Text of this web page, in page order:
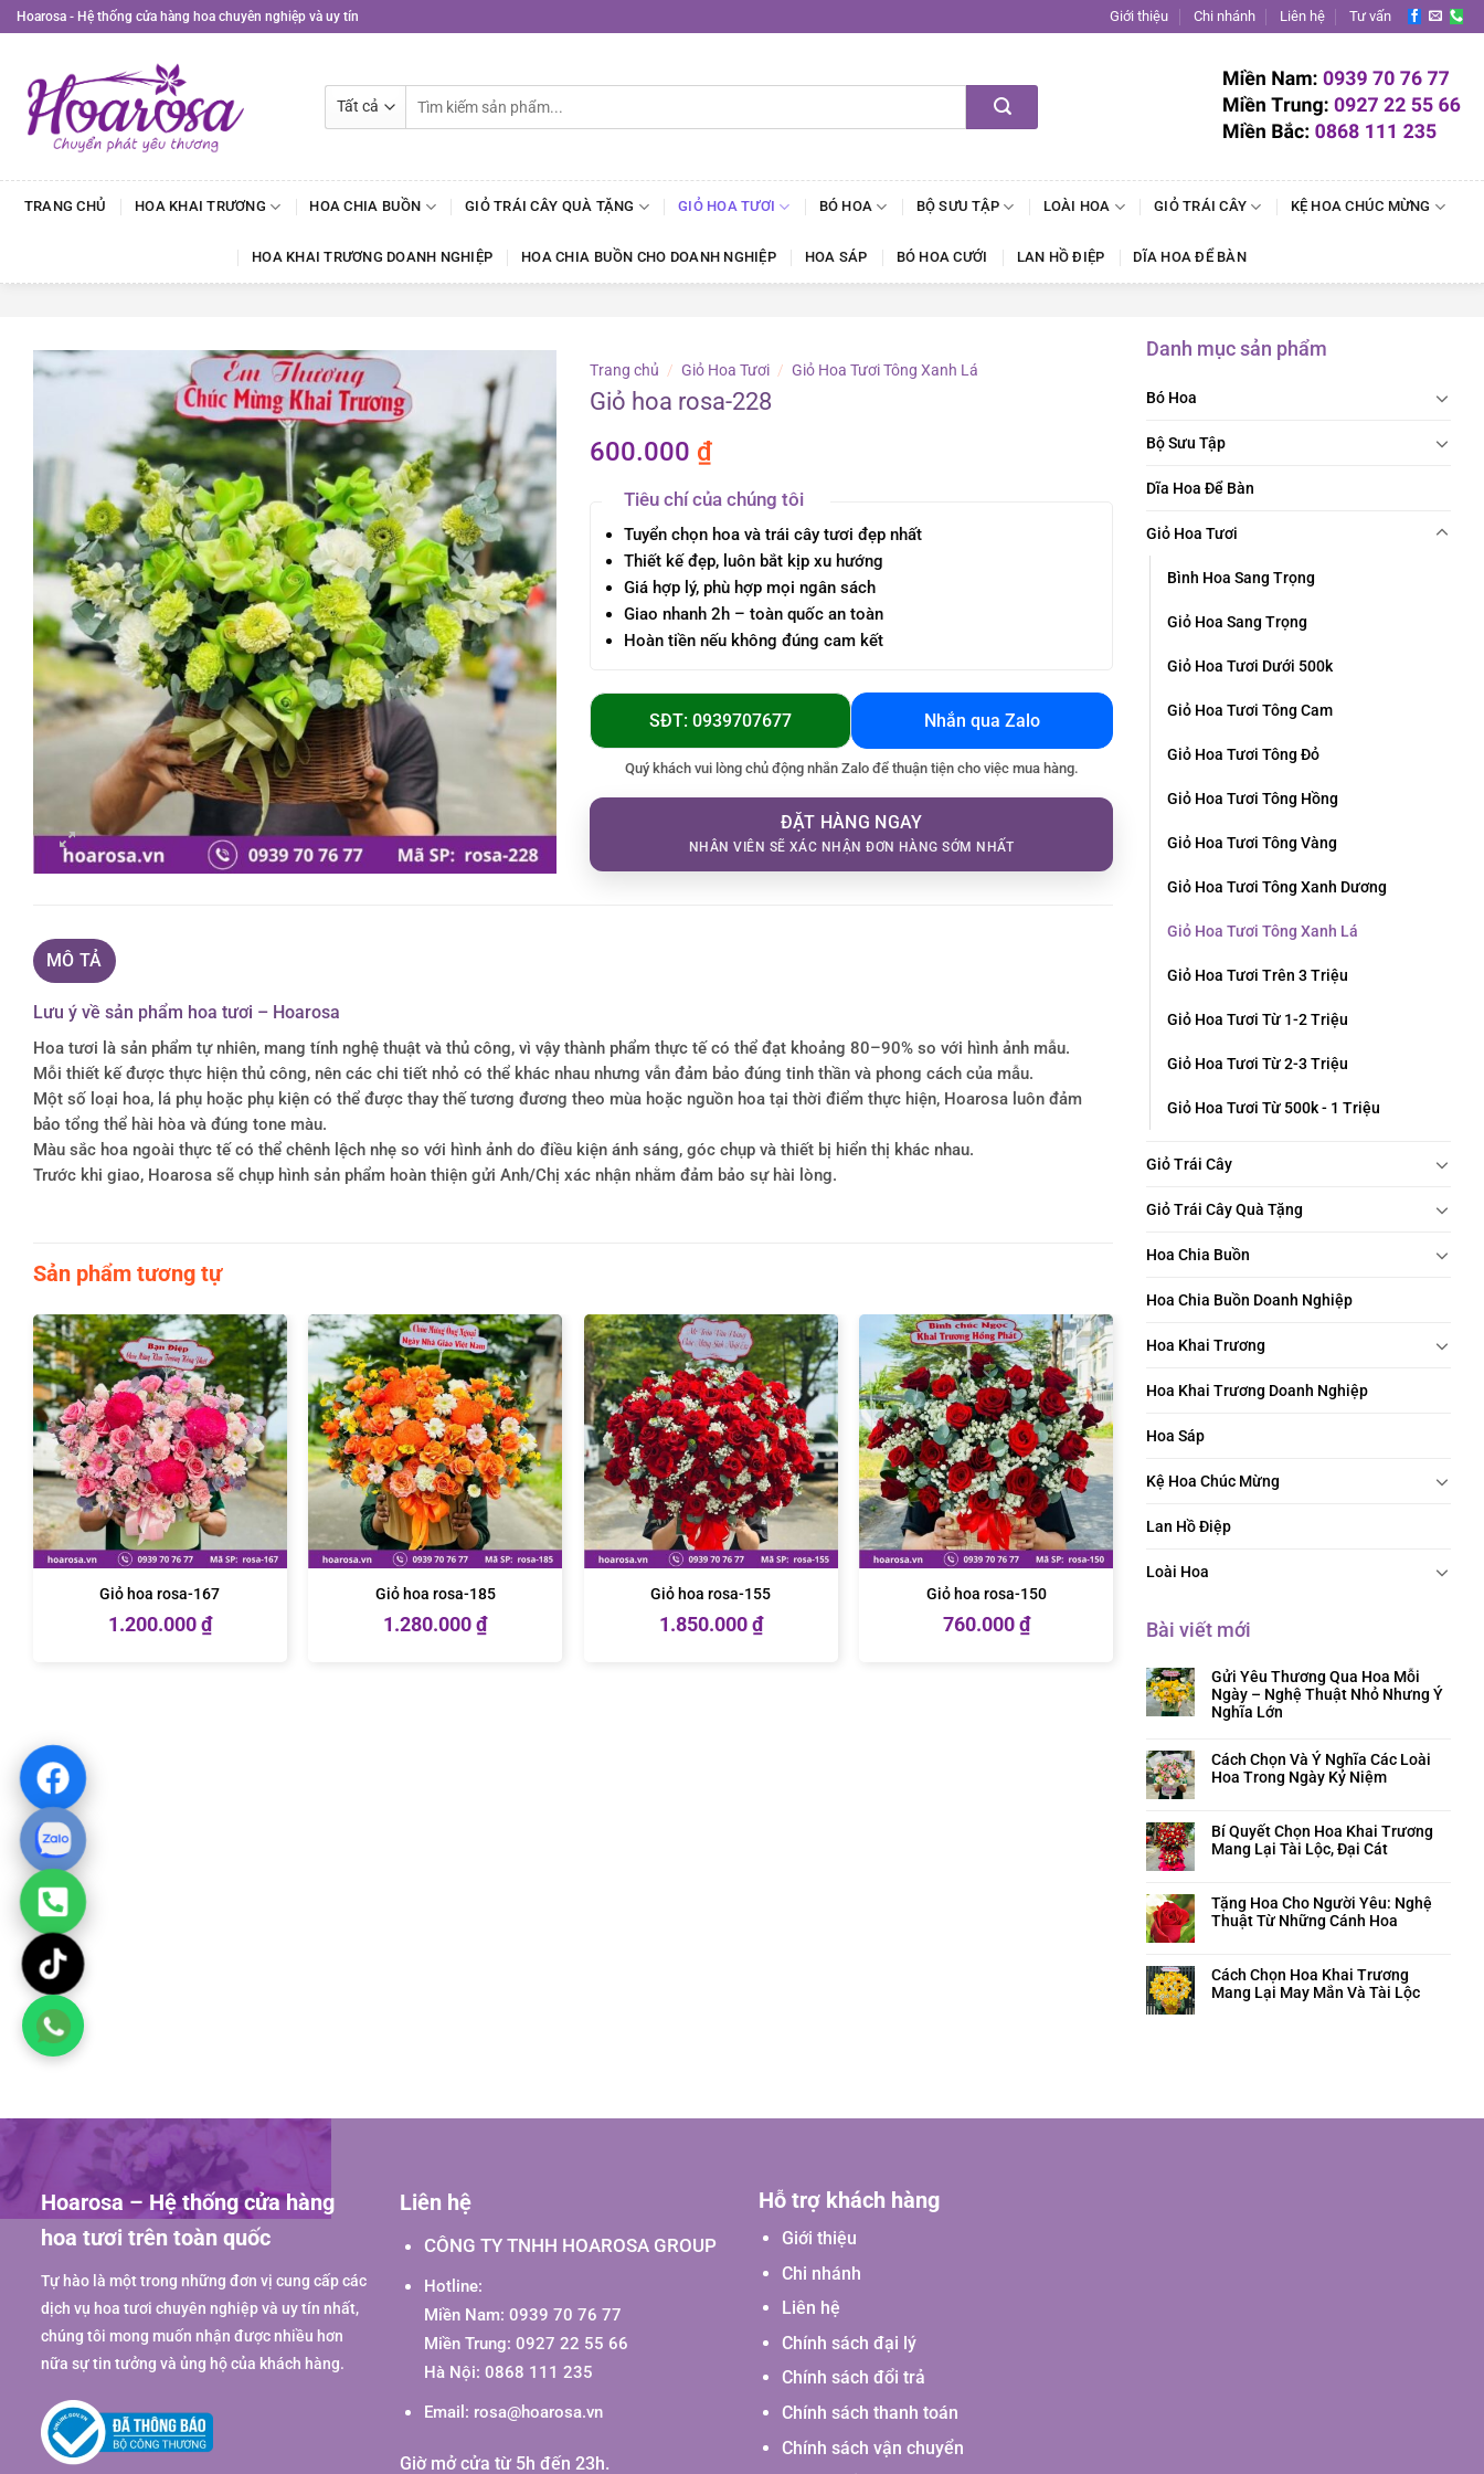
Bỏ
qua
dung
Hoarosa - Hệ thống cửa hàng hoa chuyên nghiệp và uy tín Giới thiệu Chi nhánh Liên hệ Tư vấn
kiếm:
TRANG CHỦ HOA KHAI TRƯƠNG HOA CHIA BUỒN GIỎ TRÁI CÂY QUÀ TẶNG GIỎ HOA TƯƠI BÓ HOA BỘ SƯU TẬP LOÀI HOA GIỎ TRÁI CÂY KỆ HOA CHÚC MỪNG
HOA KHAI TRƯƠNG DOANH NGHIỆP HOA CHIA BUỒN CHO DOANH NGHIỆP HOA SÁP BÓ HOA CƯỚI LAN HỒ ĐIỆP DĨA HOA ĐỂ BÀN
Danh mục sản phẩm
Bó Hoa
Bộ Sưu Tập
Dĩa Hoa Để Bàn
Giỏ Hoa Tươi
Bình Hoa Sang Trọng
Giỏ Hoa Sang Trọng
Giỏ Hoa Tươi Dưới 500k
Giỏ Hoa Tươi Tông Cam
Giỏ Hoa Tươi Tông Đỏ
Giỏ Hoa Tươi Tông Hồng
Giỏ Hoa Tươi Tông Vàng
Giỏ Hoa Tươi Tông Xanh Dương
Giỏ Hoa Tươi Tông Xanh Lá
Giỏ Hoa Tươi Trên 3 Triệu
Giỏ Hoa Tươi Từ 1-2 Triệu
Giỏ Hoa Tươi Từ 2-3 Triệu
Giỏ Hoa Tươi Từ 500k - 1 Triệu
Giỏ Trái Cây
Giỏ Trái Cây Quà Tặng
Hoa Chia Buồn
Hoa Chia Buồn Doanh Nghiệp
Hoa Khai Trương
Hoa Khai Trương Doanh Nghiệp
Hoa Sáp
Kệ Hoa Chúc Mừng
Lan Hồ Điệp
Loài Hoa
Bài viết mới
Gửi Yêu Thương Qua Hoa Mỗi
Ngày – Nghệ Thuật Nhỏ Nhưng Ý
Nghĩa Lớn
Cách Chọn Và Ý Nghĩa Các Loài
Hoa Trong Ngày Kỷ Niệm
Bí Quyết Chọn Hoa Khai Trương
Mang Lại Tài Lộc, Đại Cát
Tặng Hoa Cho Người Yêu: Nghệ
Thuật Từ Những Cánh Hoa
Cách Chọn Hoa Khai Trương
Mang Lại May Mắn Và Tài Lộc
Trang chủ / Giỏ Hoa Tươi / Giỏ Hoa Tươi Tông Xanh Lá
Giỏ hoa rosa-228
600.000 ₫
Tiêu chí của chúng tôi
Tuyển chọn hoa và trái cây tươi đẹp nhất
Thiết kế đẹp, luôn bắt kịp xu hướng
Giá hợp lý, phù hợp mọi ngân sách
Giao nhanh 2h – toàn quốc an toàn
Hoàn tiền nếu không đúng cam kết
SĐT: 0939707677 Nhắn qua Zalo
Quý khách vui lòng chủ động nhắn Zalo để thuận tiện cho việc mua hàng.
ĐẶT HÀNG NGAY
NHÂN VIÊN SẼ XÁC NHẬN ĐƠN HÀNG SỚM NHẤT
MÔ TẢ
Lưu ý về sản phẩm hoa tươi – Hoarosa
Hoa tươi là sản phẩm tự nhiên, mang tính nghệ thuật và thủ công, vì vậy thành phẩm thực tế có thể đạt khoảng 80–90% so với hình ảnh mẫu.
Mỗi thiết kế được thực hiện thủ công, nên các chi tiết nhỏ có thể khác nhau nhưng vẫn đảm bảo đúng tinh thần và phong cách của mẫu.
Một số loại hoa, lá phụ hoặc phụ kiện có thể được thay thế tương đương theo mùa hoặc nguồn hoa tại thời điểm thực hiện, Hoarosa luôn đảm
bảo tổng thể hài hòa và đúng tone màu.
Màu sắc hoa ngoài thực tế có thể chênh lệch nhẹ so với hình ảnh do điều kiện ánh sáng, góc chụp và thiết bị hiển thị khác nhau.
Trước khi giao, Hoarosa sẽ chụp hình sản phẩm hoàn thiện gửi Anh/Chị xác nhận nhằm đảm bảo sự hài lòng.
Sản phẩm tương tự
Giỏ hoa rosa-167
1.200.000₫
Giỏ hoa rosa-185
1.280.000₫
Giỏ hoa rosa-155
1.850.000₫
Giỏ hoa rosa-150
760.000₫
Hoarosa – Hệ thống cửa hàng
hoa tươi trên toàn quốc
Tự hào là một trong những đơn vị cung cấp các
dịch vụ hoa tươi chuyên nghiệp và uy tín nhất,
chúng tôi mong muốn nhận được nhiều hơn
nữa sự tin tưởng và ủng hộ của khách hàng.
Liên hệ
CÔNG TY TNHH HOAROSA GROUP
Hotline:
Miền Nam: 0939 70 76 77
Miền Trung: 0927 22 55 66
Hà Nội: 0868 111 235
Email: rosa@hoarosa.vn
Giờ mở cửa từ 5h đến 23h.
Hỗ trợ khách hàng
Giới thiệu
Chi nhánh
Liên hệ
Chính sách đại lý
Chính sách đổi trả
Chính sách thanh toán
Chính sách vận chuyển